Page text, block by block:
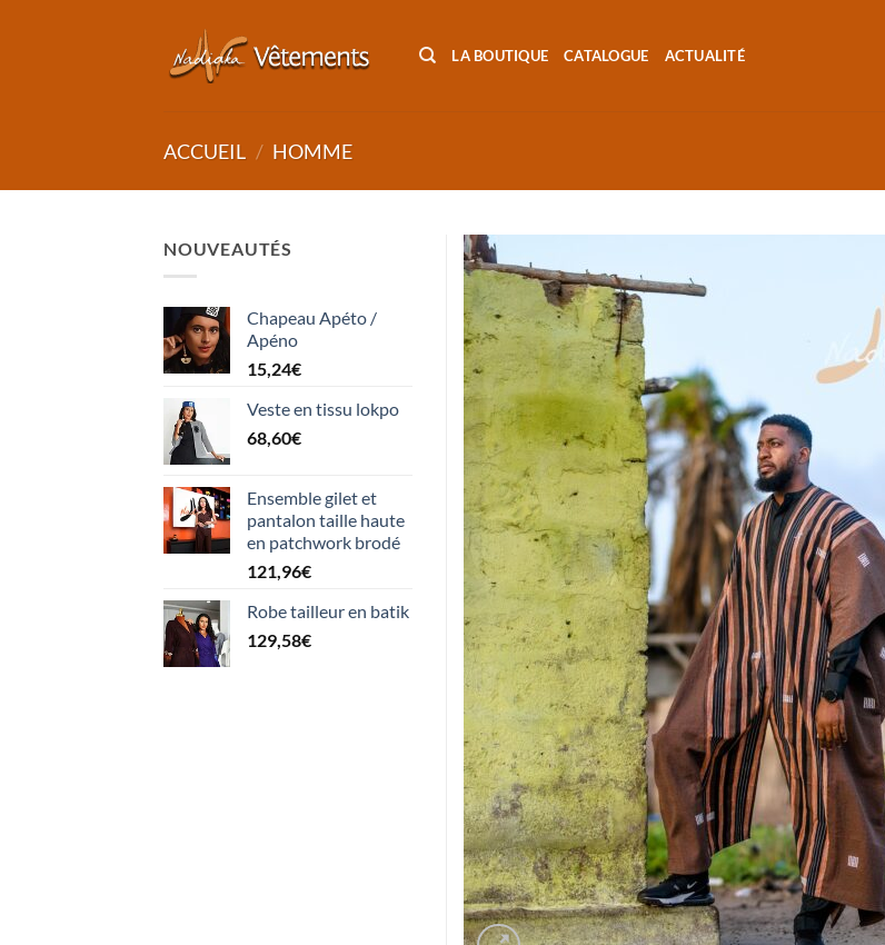
LA BOUTIQUE CATALOGUE ACTUALITÉ
ACCUEIL / HOMME
NOUVEAUTÉS
Chapeau Apéto /
Apéno
15,24€
Veste en tissu lokpo
68,60€
Ensemble gilet et
pantalon taille haute
en patchwork brodé
121,96€
Robe tailleur en batik
129,58€